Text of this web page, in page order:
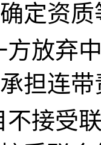
定资质
方放弃
担连带
不接受